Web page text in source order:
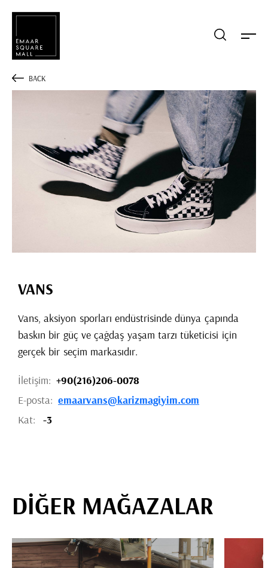
BACK
VANS
Vans, aksiyon sporları endüstrisinde dünya çapında
baskın bir güç ve çağdaş yaşam tarzı tüketicisi için
gerçek bir seçim markasıdır.
İletişim: +90(216)206-0078
E-posta: emaarvans@karizmagiyim.com
Kat:
-3
DİĞER MAĞAZALAR
Mağaza, restaurant, etkinlik arama
POPÜLER ARAMALAR
Lezzet Eğlence
Kampanyalar Etkinlik